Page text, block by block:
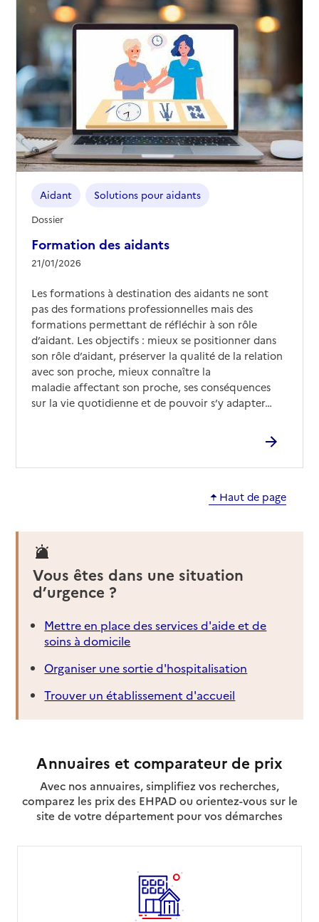
Formation des aidants
21/01/2026
Aidant Solutions pour aidants
Dossier
Les formations à destination des aidants ne sont
pas des formations professionnelles mais des
formations permettant de réfléchir à son rôle
d’aidant. Les objectifs : mieux se positionner dans
son rôle d’aidant, préserver la qualité de la relation
avec son proche, mieux connaître la
maladie affectant son proche, ses conséquences
sur la vie quotidienne et de pouvoir s’y adapter…
Haut de page
Vous êtes dans une situation
d’urgence ?
Mettre en place des services d'aide et de
soins à domicile
Organiser une sortie d'hospitalisation
Trouver un établissement d'accueil
Annuaires et comparateur de prix
Avec nos annuaires, simplifiez vos recherches,
comparez les prix des EHPAD ou orientez-vous sur le
site de votre département pour vos démarches